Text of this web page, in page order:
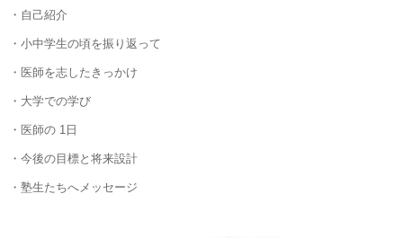
・自己紹介
・小中学生の頃を振り返って
・医師を志したきっかけ
・大学での学び
・医師の 1日
・今後の目標と将来設計
・塾生たちへメッセージ